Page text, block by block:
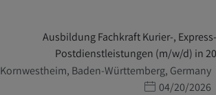
Ausbildung Fachkraft Kurier-,
Postdienstleistungen (m/w/d) in
מיקום
Kornwestheim, Baden-Württemberg, Germany
תאריך פרסום
04/20/2026